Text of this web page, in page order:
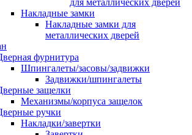
для металлических дверей
Накладные замки
Накладные замки для
металлических дверей
фурнитура
Шпингалеты/засовы/задвижки
Задвижки/шпингалеты
защелки
Механизмы/корпуса защелок
ручки
Накладки/завертки